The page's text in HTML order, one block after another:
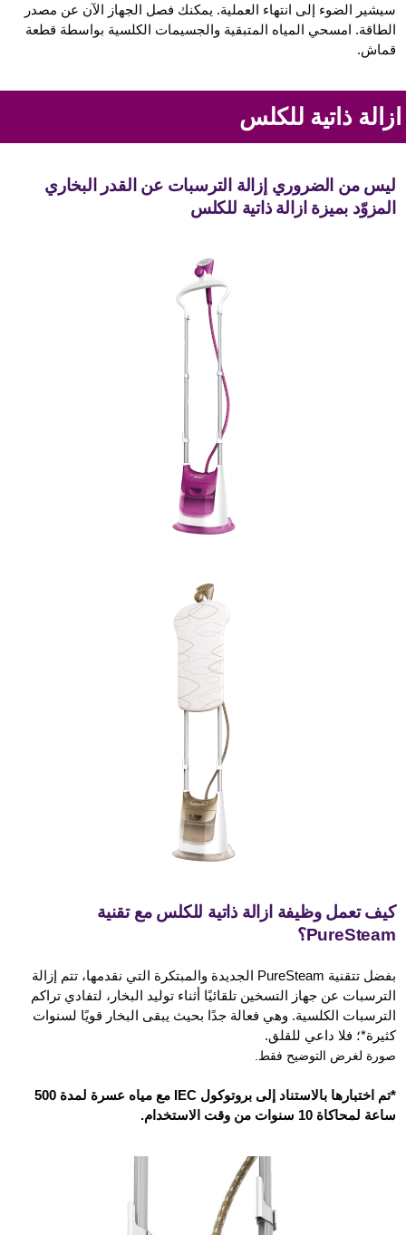
سيشير الضوء إلى انتهاء العملية. يمكنك فصل الجهاز الآن عن مصدر
الطاقة. امسحي المياه المتبقية والجسيمات الكلسية بواسطة قطعة
قماش.
ذاتية للكلس
ليس من الضروري إزالة الترسبات عن القدر البخاري
المزوّد بميزة ازالة ذاتية للكلس
كيف تعمل وظيفة ازالة ذاتية للكلس مع تقنية
PureSteam؟
بفضل تتقنية PureSteam الجديدة والمبتكرة التي نقدمها، تتم إزالة
الترسبات عن جهاز التسخين تلقائيًا أثناء توليد البخار، لتفادي تراكم
الترسبات الكلسية. وهي فعالة جدًا بحيث يبقى البخار قويًا لسنوات
كثيرة*؛ فلا داعي للقلق.
صورة لغرض التوضيح فقط.
*تم اختبارها بالاستناد إلى بروتوكول IEC مع مياه عسرة لمدة 500
ساعة لمحاكاة 10 سنوات من وقت الاستخدام.